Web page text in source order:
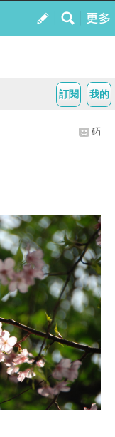
我的
訂閱
砳